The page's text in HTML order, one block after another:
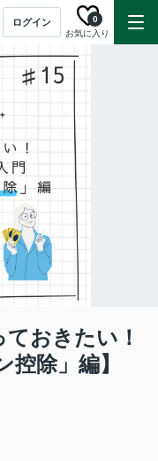
ログイン
お気に入り
0
おきたい！
除」編】